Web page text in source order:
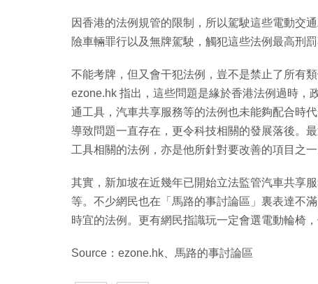
因香港的法例規管的限制，所以駕駛這些電動交
險車輛罪行以及無牌駕駛，觸犯這些法例最高刑
不能考牌，但又會干犯法例，豈不是禁止了所有
ezone.hk 指出，這些問題是緣於香港法例過時，
通工具，汽車共享服務等的法例也未能夠配合時
導致問題一直存在，更令科技相關的發展落後。
工具相關的法例，亦是他所針對要改善的項目之一
其實，新加坡在近幾年已開始立法監管汽車共享
等。不少網民也在「馬路的事討論區」裏表達不
時宜的法例。更有網民指識玩一定會選電動輪椅
Source：ezone.hk、馬路的事討論區